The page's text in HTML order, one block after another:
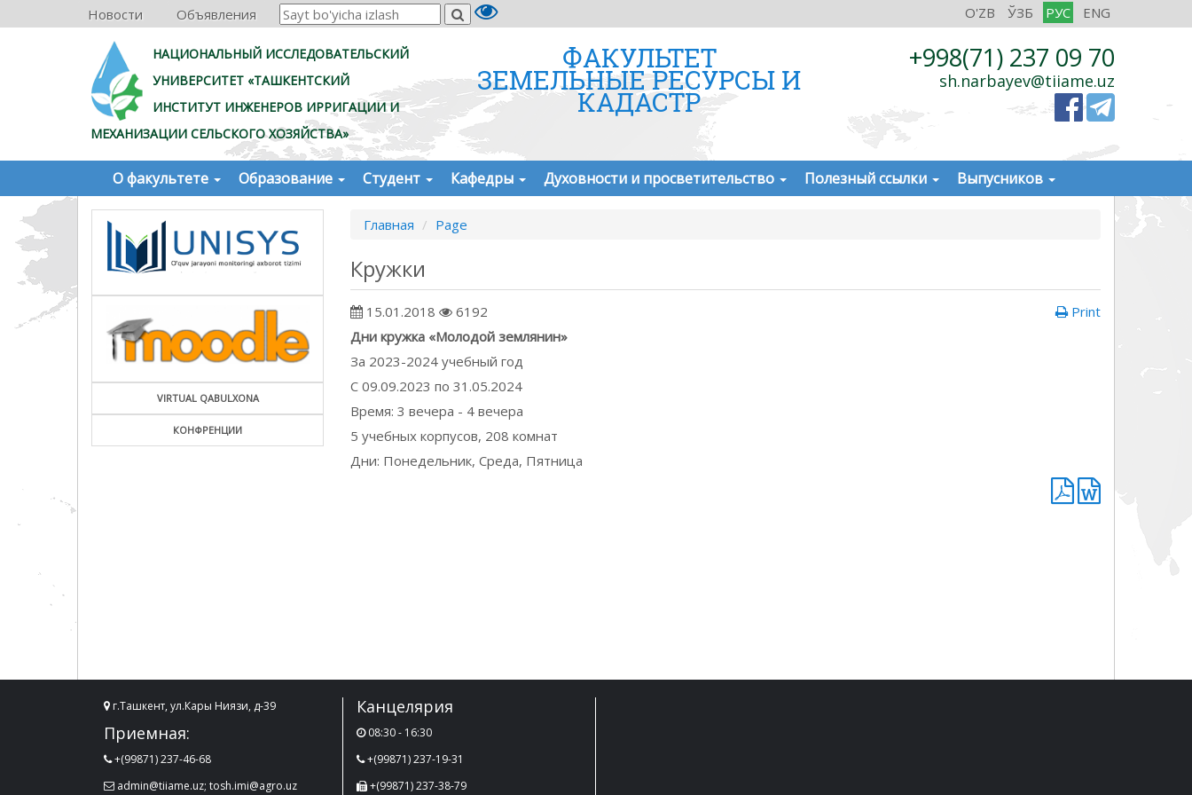
Новости Объявления O'ZB ЎЗБ РУС ENG
НАЦИОНАЛЬНЫЙ ИССЛЕДОВАТЕЛЬСКИЙ
УНИВЕРСИТЕТ «ТАШКЕНТСКИЙ
ИНСТИТУТ ИНЖЕНЕРОВ ИРРИГАЦИИ И
МЕХАНИЗАЦИИ СЕЛЬСКОГО ХОЗЯЙСТВА»
ФАКУЛЬТЕТ
ЗЕМЕЛЬНЫЕ РЕСУРСЫ И
КАДАСТР
+998(71) 237 09 70
sh.narbayev@tiiame.uz
О факультете Образование Студент Кафедры Духовности и просветительство Полезный ссылки Выпусников
VIRTUAL QABULXONA
КОНФРЕНЦИИ
Главная Page
Кружки
15.01.2018 6192
Print
Дни кружка «Молодой землянин»
За 2023-2024 учебный год
С 09.09.2023 по 31.05.2024
Время: 3 вечера - 4 вечера
5 учебных корпусов, 208 комнат
Дни: Понедельник, Среда, Пятница
г.Ташкент, ул.Кары Ниязи, д-39
Приемная:
+(99871) 237-46-68
admin@tiiame.uz; tosh.imi@agro.uz
Канцелярия
08:30 - 16:30
+(99871) 237-19-31
+(99871) 237-38-79